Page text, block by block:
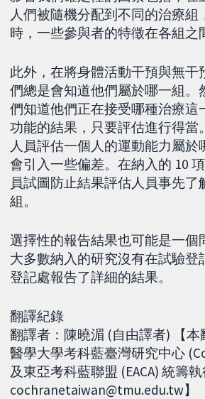
人們被隨機分配到不同的治療組
時，一些參與者的特徵在各組之
此外，在將身體活動干預與無干
們總是會知道他們屬於哪一組。
們知道他們正在接受哪種治療這
功能的結果，只要評估進行得當
人員評估一個人的運動能力屬於
會引入一些偏差。在納入的 10
員試圖防止結果評估人員事先了
組。
選擇性的報告結果也可能是一個
大多數納入的研究沒有在試驗登
登記處報告了詳細的結果。
翻譯紀錄
翻譯者：陳曉湄 (自由譯者) 【
醫學大學考科藍臺灣研究中心
及東亞考科藍聯盟 (EACA) 統籌
cochranetaiwan@tmu.edu.tw】